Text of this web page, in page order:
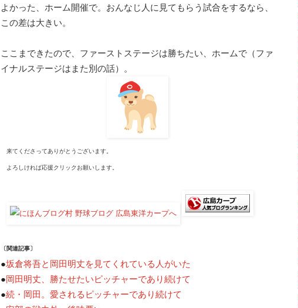
よかった、ホーム開催で。おんなじ人に見てもらう試合をするなら、
この差は大きい。
ここまできたので、ファーストステージは勝ちたい、ホームで（ファ
イナルステージはまた別の話）。
来てくださってありがとうございます。
よろしければ応援クリックお願いします。
〔関連記事〕
●坂倉将吾と岡田明丈を見てくれている人がいた
● 岡田明丈、勝たせたいピッチャーであり続けて
●続・岡田。愛されるピッチャーであり続けて